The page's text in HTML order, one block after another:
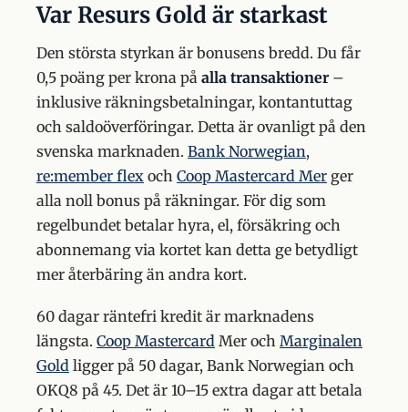
Var Resurs Gold är starkast
Den största styrkan är bonusens bredd. Du får
0,5 poäng per krona på alla transaktioner –
inklusive räkningsbetalningar, kontantuttag
och saldoöverföringar. Detta är ovanligt på den
svenska marknaden. Bank Norwegian,
re:member flex och Coop Mastercard Mer ger
alla noll bonus på räkningar. För dig som
regelbundet betalar hyra, el, försäkring och
abonnemang via kortet kan detta ge betydligt
mer återbäring än andra kort.
60 dagar räntefri kredit är marknadens
längsta. Coop Mastercard Mer och Marginalen
Gold ligger på 50 dagar, Bank Norwegian och
OKQ8 på 45. Det är 10–15 extra dagar att betala